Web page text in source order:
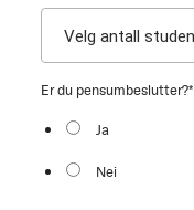
Er du pensumbeslutter?*
Ja
Nei